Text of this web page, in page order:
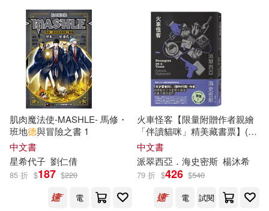
（丹）安徒生(14)
（德）海德格爾(14)
Helena(13)
PRESTIGE PHOTOGENICS(13)
YY的劣跡(13) h.m.p(13)
北京理工大學出版社(74)
千華駐科技(74) 商周出版(74)
大塊文化(74)
百花文藝出版社(74)
肌肉魔法使-MASHLE- 馬修・
班地德與冒險之書 1
中文書
星希代子 劉仁倩
85 折 $187 $220
電
火車怪客【限量附贈作者親繪
「伴讀貓咪」精美藏書票】(海
史密斯逝世30週年紀念版)：
「交換殺人」的開創之作，心
理驚悚的永恆經典!
中文書
派翠西亞． 海史密斯 楊沐希
79 折 $426 $540
電
試閱